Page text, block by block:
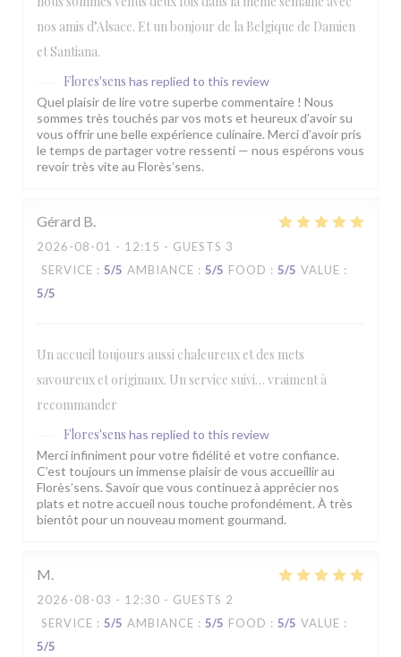
nos amis d’Alsace. Et un bonjour de la Belgique de Damien
et Santiana.
Flores'sens has replied to this review
Quel plaisir de lire votre superbe commentaire ! Nous
sommes très touchés par vos mots et heureux d’avoir su
vous offrir une belle expérience culinaire. Merci d’avoir pris
le temps de partager votre ressenti — nous espérons vous
revoir très vite au Florès’sens.
Gérard B
2026-08-01 - 12:15 - GUESTS 3
SERVICE : 5/5 AMBIANCE : 5/5 FOOD : 5/5 VALUE :
5/5
Un accueil toujours aussi chaleureux et des mets
savoureux et originaux. Un service suivi… vraiment à
recommander
Flores'sens has replied to this review
Merci infiniment pour votre fidélité et votre confiance.
C’est toujours un immense plaisir de vous accueillir au
Florès’sens. Savoir que vous continuez à apprécier nos
plats et notre accueil nous touche profondément. À très
bientôt pour un nouveau moment gourmand.
M
2026-08-03 - 12:30 - GUESTS 2
SERVICE : 5/5 AMBIANCE : 5/5 FOOD : 5/5 VALUE :
5/5